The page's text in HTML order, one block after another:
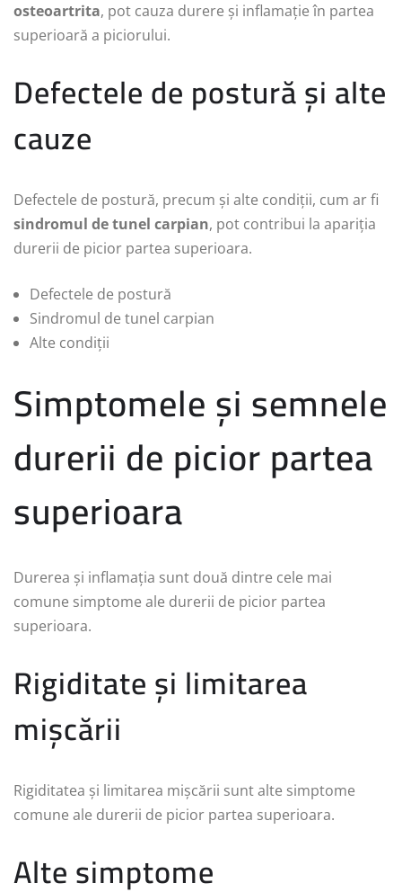
osteoartrita, pot cauza durere și inflamație în partea
superioară a piciorului.
Defectele de postură și alte
cauze
Defectele de postură, precum și alte condiții, cum ar fi
sindromul de tunel carpian, pot contribui la apariția
durerii de picior partea superioara.
Defectele de postură
Sindromul de tunel carpian
Alte condiții
Simptomele și semnele
durerii de picior partea
superioara
Durerea și inflamația sunt două dintre cele mai
comune simptome ale durerii de picior partea
superioara.
Rigiditate și limitarea
mișcării
Rigiditatea și limitarea mișcării sunt alte simptome
comune ale durerii de picior partea superioara.
Alte simptome